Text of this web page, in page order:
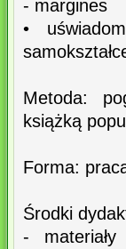
- margines
•
Metoda:
książką
Forma:
Środki
-